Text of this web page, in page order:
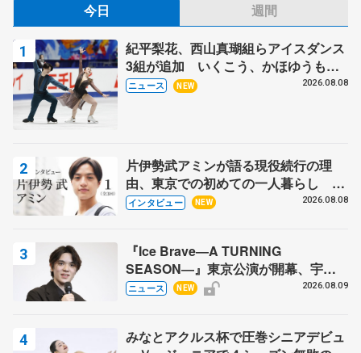
今日 週間
紀平梨花、西山真瑚組らアイスダンス
3組が追加 いくこう、かほゆうも、
木下グループ杯
ニュース NEW 2026.08.08
片伊勢武アミンが語る現役続行の理
由、東京での初めての一人暮らし 注
目スケーターの「今」に迫る
インタビュー NEW 2026.08.08
『Ice Brave―A TURNING
SEASON―』東京公演が開幕、宇野
昌磨の『Ice Brave』にかける思いを
ニュース NEW 2026.08.09
みなとアクルス杯で圧巻シニアデビュ